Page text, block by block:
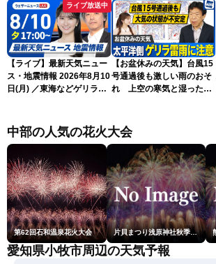
ライブ放送中
【ライブ】最新天気ニュー
ス・地震情報 2026年8月10
日(月) ／東海などゲリラ雷
ュースLiVEイブニング・駒
木結衣／宇野沢達也〉
【お盆休みの天気】台風15
号通過後も激しい雨のおそ
れ 上空の寒気と湿った空
中部の人気の花火大会
第62回石和温泉花火大会 片貝まつり浅原神社秋季例大祭奉納大煙火
愛知県小牧市周辺の天気予報